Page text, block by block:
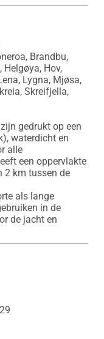
Brandbu,
Helgøya, Hov,
Lygna, Mjøsa,
Skreifjella,
gedrukt op een
waterdicht en
alle
een oppervlakte
2 km tussen de
als lange
in de
de jacht en